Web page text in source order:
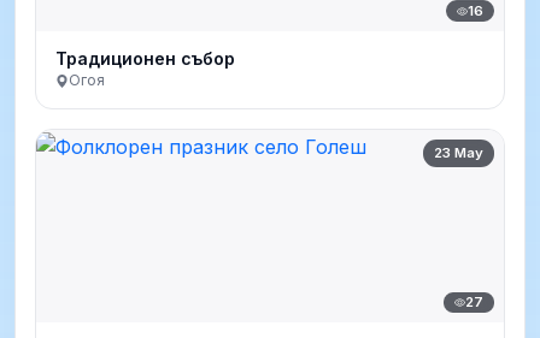
16
Традиционен събор
Огоя
23 May
27